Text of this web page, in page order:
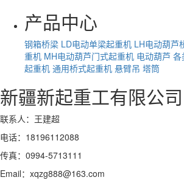
产品中心
钢箱桥梁 LD电动单梁起重机 LH电动葫芦
重机 MH电动葫芦门式起重机 电动葫芦 各
起重机 通用桥式起重机 悬臂吊 塔筒
新疆新起重工有限公司
联系人：王建超
电话：18196112088
传真：0994-5713111
Email：xqzg888@163.com